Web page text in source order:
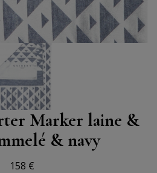
Marker laine &
& navy
158 €